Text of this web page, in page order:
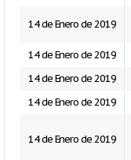
14 de Enero de 2019
14 de Enero de 2019
14 de Enero de 2019
14 de Enero de 2019
14 de Enero de 2019